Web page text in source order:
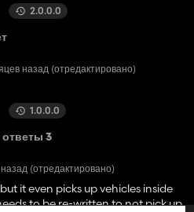
2.0.0.0
назад (отредактировано)
1.0.0.0
ответы 3
(отредактировано)
it even picks up vehicles inside
to be re-written to not pick up